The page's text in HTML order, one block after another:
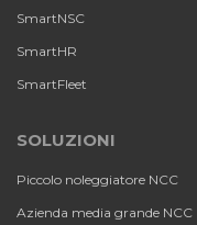
SmartNSC
SmartHR
SmartFleet
SOLUZIONI
Piccolo noleggiatore NCC
Azienda media grande NCC